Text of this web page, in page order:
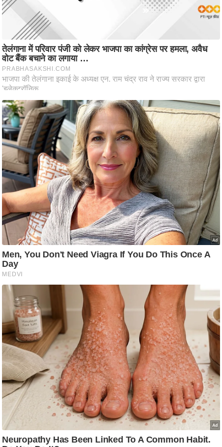
श्ले
ण
स
म
सा
म
यि
क
मा
तृ
भू
मि
स्तं
भ
ए
म
आ
र
.
आ
ई
चा
य
प
र
स
मी
क्षा
ध
र्म